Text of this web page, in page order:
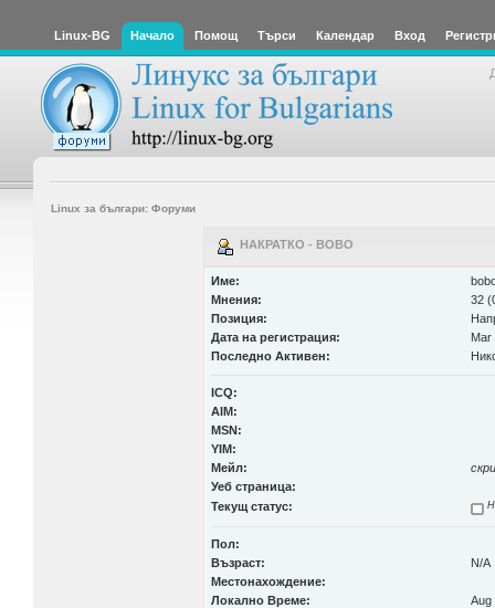
Linux-BG Начало Помощ Търси Календар Вход
Linux за българи: Форуми
НАКРАТКО - BOBO
Име:
Мнения:
32
Позиция:
Дата на регистрация:
Mar
Последно Активен:
ICQ:
AIM:
MSN:
YIM:
Мейл:
Уеб страница:
Текущ статус:
Пол:
Възраст:
N/A
Местонахождение:
Локално Време:
Aug